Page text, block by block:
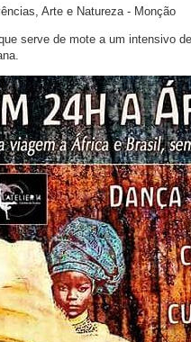
Arte e Natureza - Monção
serve de mote a um intensivo